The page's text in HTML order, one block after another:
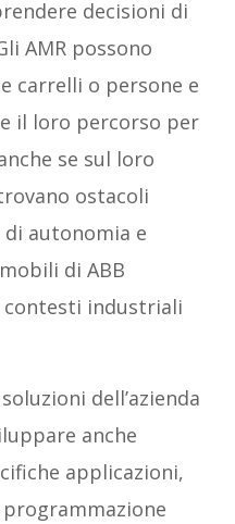
decisioni di
AMR possono
carrelli o persone e
il loro percorso per
se sul loro
ostacoli
autonomia e
di ABB
industriali
dell’azienda
anche
applicazioni,
programmazione